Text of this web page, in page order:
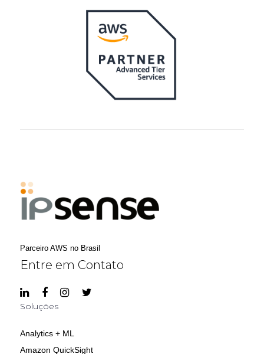
Parceiro AWS no Brasil
Entre em Contato
Soluções
Analytics + ML
Amazon QuickSight